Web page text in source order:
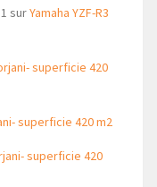
surYamaha YZF-R3
superficie 420
superficie 420 m2
superficie 420